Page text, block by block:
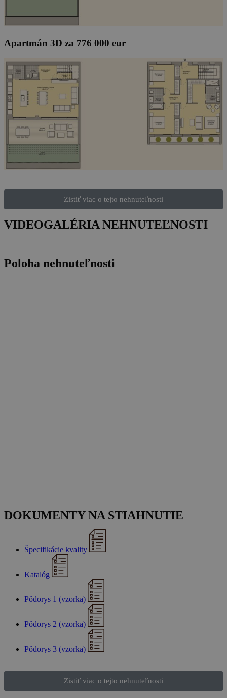
Apartmán 3D za 776 000 eur
Zistiť viac o tejto nehnuteľnosti
VIDEOGALÉRIA NEHNUTEĽNOSTI
Poloha nehnuteľnosti
DOKUMENTY NA STIAHNUTIE
Špecifikácie kvality
Katalóg
Pôdorys 1 (vzorka)
Pôdorys 2 (vzorka)
Pôdorys 3 (vzorka)
Zistiť viac o tejto nehnuteľnosti